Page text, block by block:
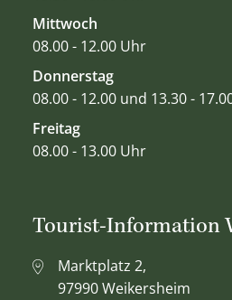
Mittwoch
08.00 - 12.00 Uhr
Donnerstag
08.00 - 12.00 und 13.30 -
Freitag
08.00 - 13.00 Uhr
Tourist-Information
Marktplatz 2,
97990 Weikersheim